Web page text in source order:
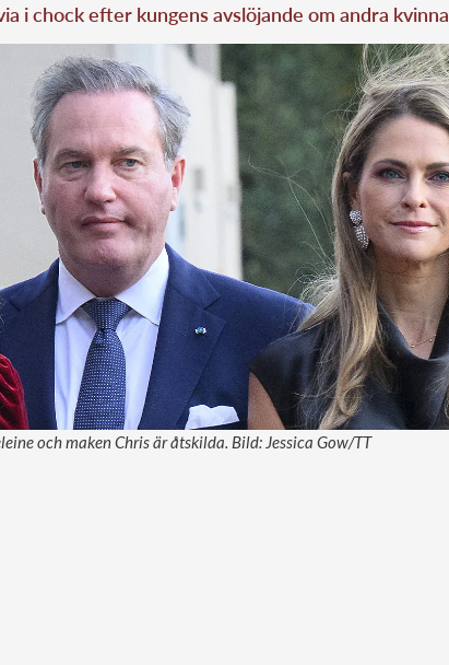
i chock efter kungens avslöjande om andra
och maken Chris är åtskilda. Bild: Jessica Gow/TT